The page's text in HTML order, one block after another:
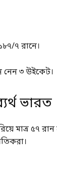
৭ রানে।
নেন ৩ উইকেট।
ভারত
মাত্র ৫৭ রান